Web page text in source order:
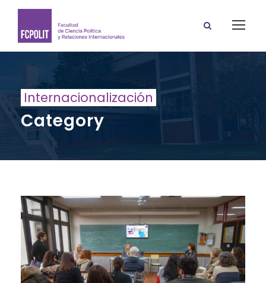
Internacionalización
Category